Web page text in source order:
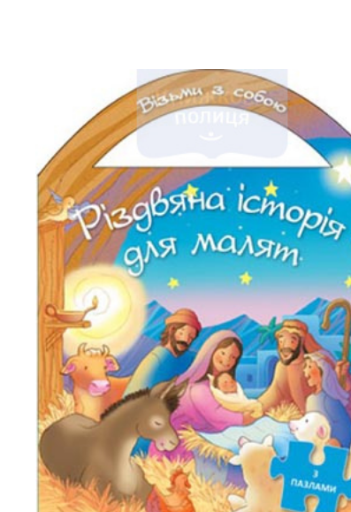
Новинки
Свіжі надходження, актуальна
література та нові автори на нашій
полиці.